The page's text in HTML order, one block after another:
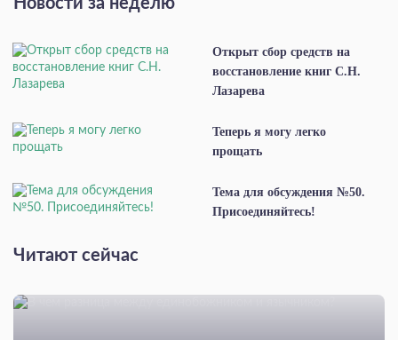
Новости за неделю
Открыт сбор средств на
восстановление книг С.Н.
Лазарева
Теперь я могу легко
прощать
Тема для обсуждения №50.
Присоединяйтесь!
Читают сейчас